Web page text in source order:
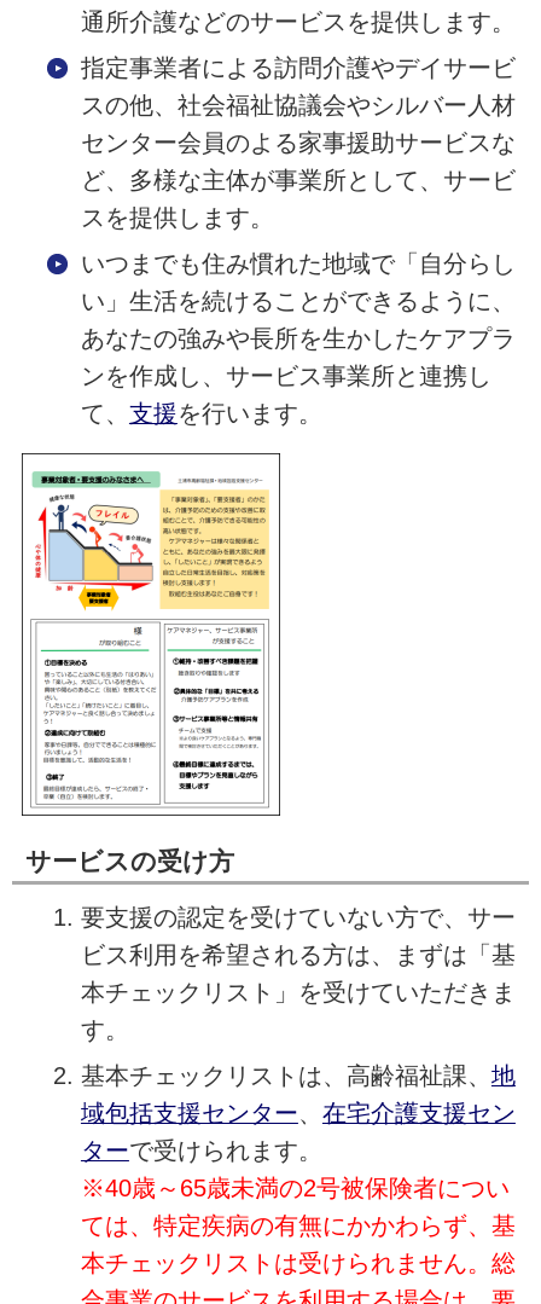
通所介護などのサービスを提供します。
指定事業者による訪問介護やデイサービ
スの他、社会福祉協議会やシルバー人材
センター会員のよる家事援助サービスな
ど、多様な主体が事業所として、サービ
スを提供します。
いつまでも住み慣れた地域で「自分らし
い」生活を続けることができるように、
あなたの強みや長所を生かしたケアプラ
ンを作成し、サービス事業所と連携し
て、 支援を行います。
サービスの受け方
要支援の認定を受けていない方で、サー
ビス利用を希望される方は、まずは「基
本チェックリスト」を受けていただきま
す。
基本チェックリストは、高齢福祉課、 地
域包括支援センター、 在宅介護支援セン
ターで受けられます。
※40歳～65歳未満の2号被保険者につい
ては、特定疾病の有無にかかわらず、基
本チェックリストは受けられません。総